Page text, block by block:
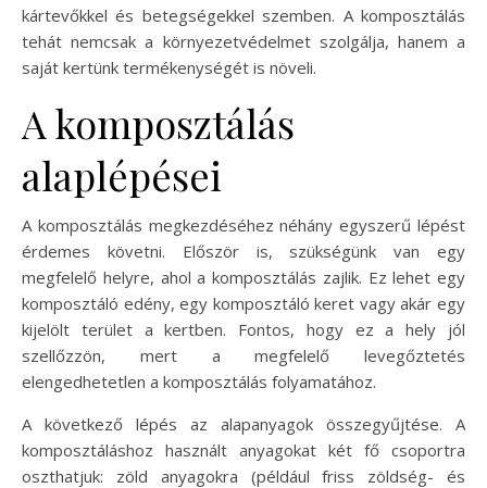
kártevőkkel és betegségekkel szemben. A komposztálás
tehát nemcsak a környezetvédelmet szolgálja, hanem a
saját kertünk termékenységét is növeli.
A komposztálás
alaplépései
A komposztálás megkezdéséhez néhány egyszerű lépést
érdemes követni. Először is, szükségünk van egy
megfelelő helyre, ahol a komposztálás zajlik. Ez lehet egy
komposztáló edény, egy komposztáló keret vagy akár egy
kijelölt terület a kertben. Fontos, hogy ez a hely jól
szellőzzön, mert a megfelelő levegőztetés
elengedhetetlen a komposztálás folyamatához.
A következő lépés az alapanyagok összegyűjtése. A
komposztáláshoz használt anyagokat két fő csoportra
oszthatjuk: zöld anyagokra (például friss zöldség- és